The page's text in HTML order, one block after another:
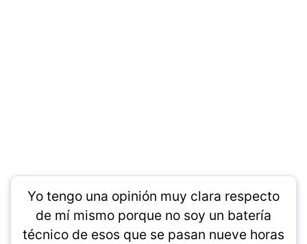
Yo tengo una opinión muy clara respecto
de mí mismo porque no soy un batería
técnico de esos que se pasan nueve horas